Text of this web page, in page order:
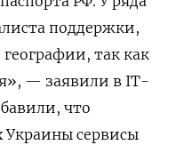
поддержки,
так как
— заявили в IT-
что
Украины сервисы